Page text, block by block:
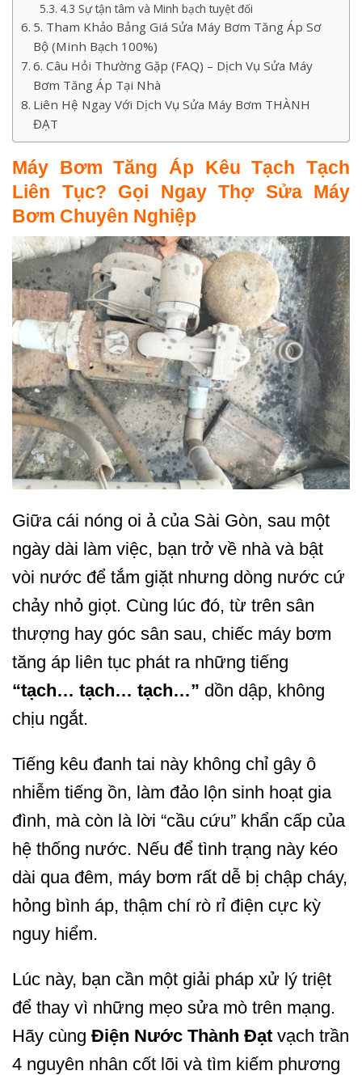
4.3 Sự tận tâm và Minh bạch tuyệt đối
5. Tham Khảo Bảng Giá Sửa Máy Bơm Tăng Áp Sơ
Bộ (Minh Bạch 100%)
6. Câu Hỏi Thường Gặp (FAQ) – Dịch Vụ Sửa Máy
Bơm Tăng Áp Tại Nhà
Liên Hệ Ngay Với Dịch Vụ Sửa Máy Bơm THÀNH
ĐẠT
Máy Bơm Tăng Áp Kêu Tạch Tạch
Liên Tục? Gọi Ngay Thợ Sửa Máy
Bơm Chuyên Nghiệp
Giữa cái nóng oi ả của Sài Gòn, sau một
ngày dài làm việc, bạn trở về nhà và bật
vòi nước để tắm giặt nhưng dòng nước cứ
chảy nhỏ giọt. Cùng lúc đó, từ trên sân
thượng hay góc sân sau, chiếc máy bơm
tăng áp liên tục phát ra những tiếng
“tạch… tạch… tạch…” dồn dập, không
chịu ngắt.
Tiếng kêu đanh tai này không chỉ gây ô
nhiễm tiếng ồn, làm đảo lộn sinh hoạt gia
đình, mà còn là lời “cầu cứu” khẩn cấp của
hệ thống nước. Nếu để tình trạng này kéo
dài qua đêm, máy bơm rất dễ bị chập cháy,
hỏng bình áp, thậm chí rò rỉ điện cực kỳ
nguy hiểm.
Lúc này, bạn cần một giải pháp xử lý triệt
để thay vì những mẹo sửa mò trên mạng.
Hãy cùng Điện Nước Thành Đạt vạch trần
4 nguyên nhân cốt lõi và tìm kiếm phương